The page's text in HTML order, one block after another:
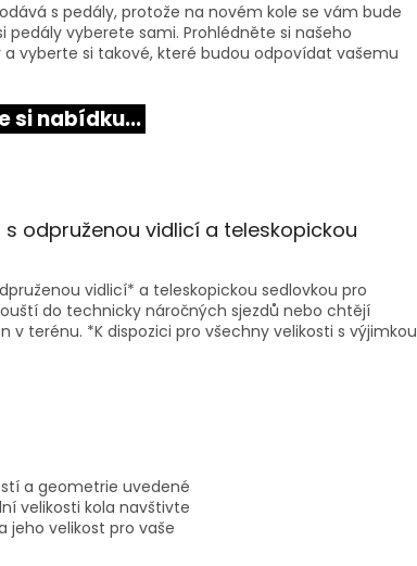
s pedály, protože na novém kole se vám bude
pedály vyberete sami. Prohlédněte si našeho
vyberte si takové, které budou odpovídat vašemu
si nabídku...
odpruženou vidlicí a teleskopickou
vidlicí* a teleskopickou sedlovkou pro
do technicky náročných sjezdů nebo chtějí
v terénu. *K dispozici pro všechny velikosti s výjimkou
a geometrie uvedené
velikosti kola navštivte
jeho velikost pro vaše